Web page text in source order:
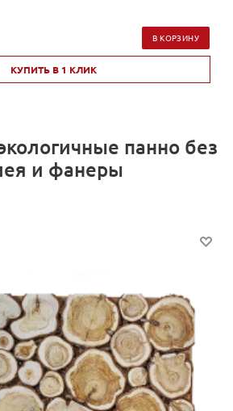
В КОРЗИНУ
КУПИТЬ В 1 КЛИК
панно без
и фанеры